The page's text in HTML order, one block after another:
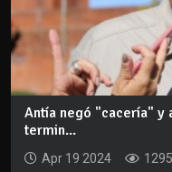
Antía negó "cacería" y
termin...
Apr 19 2024 1295